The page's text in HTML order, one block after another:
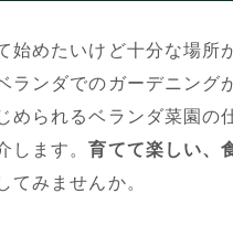
始めたいけど十分な場所
ランダでのガーデニング
められるベランダ菜園の
します。育てて楽しい、
てみませんか。